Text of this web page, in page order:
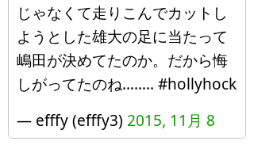
じゃなくて走りこんでカットし
ようとした雄大の足に当たって
嶋田が決めてたのか。だから悔
しがってたのね…….. #hollyhock
— efffy (efffy3) 2015, 11月 8